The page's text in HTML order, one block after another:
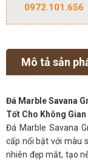
0972.101.656
Mô tả sản
Đá Marble Savana
Tốt Cho Không Gian
Đá Marble Savana
cấp nổi bật với màu
nhiên đẹp mắt, tạo